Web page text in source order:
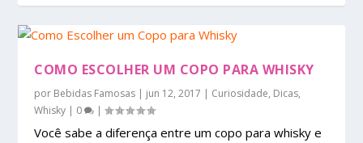
COMO ESCOLHER UM COPO PARA WHISKY
por Bebidas Famosas | jun 12, 2017 | Curiosidade, Dicas,
Whisky | 0 |
Você sabe a diferença entre um copo para whisky e